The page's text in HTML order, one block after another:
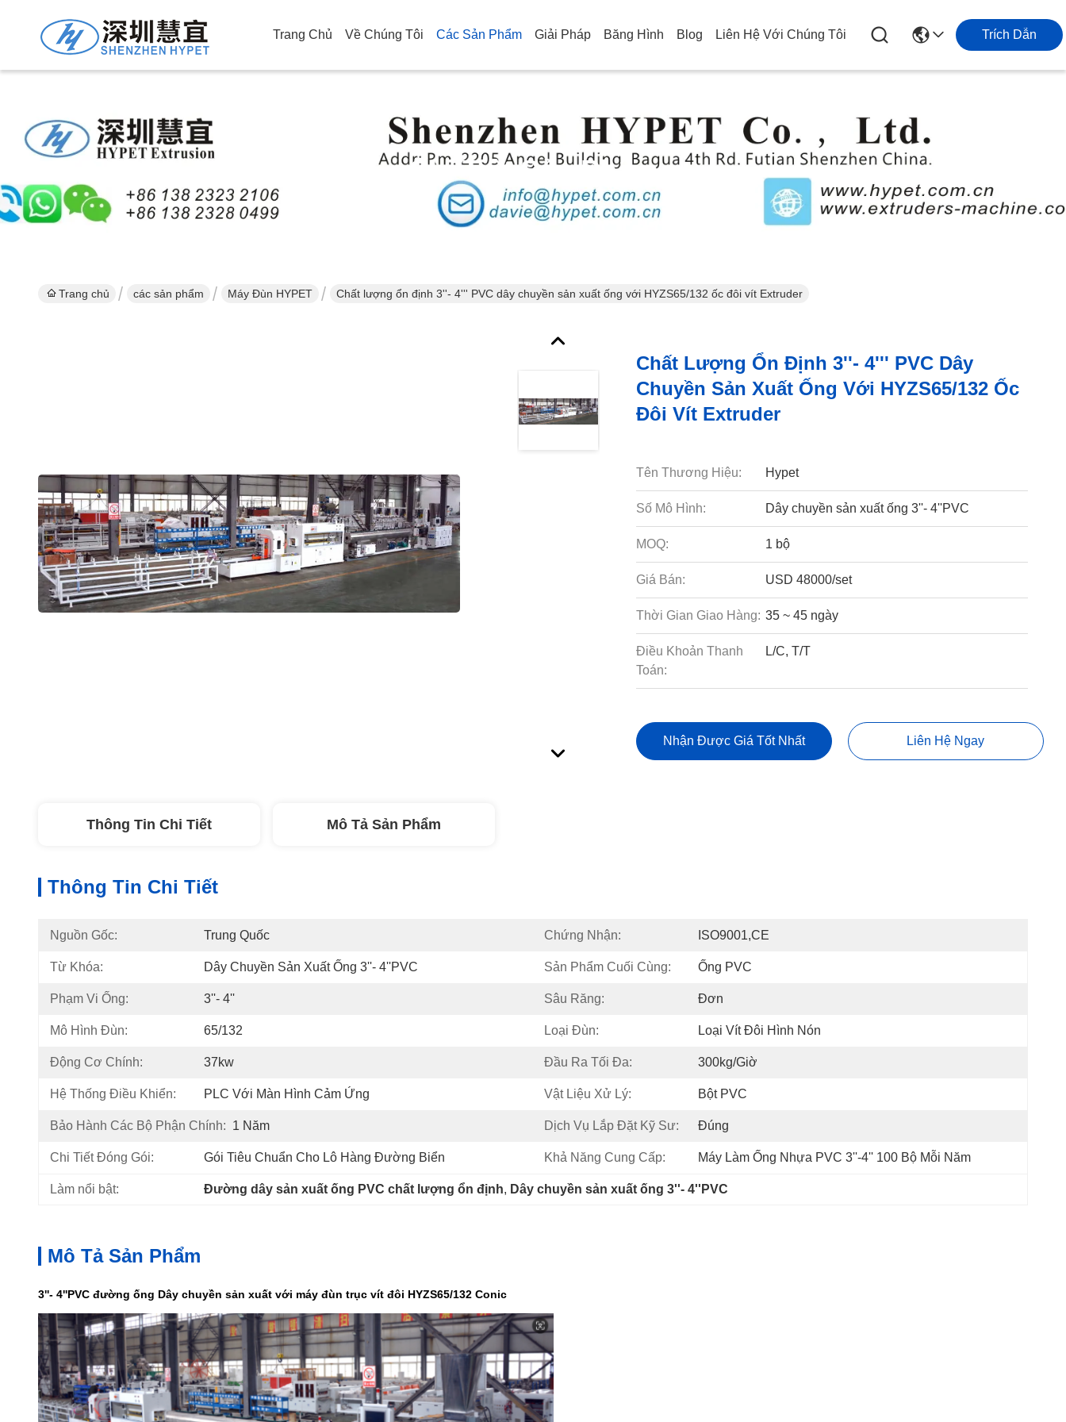
Trang Chủ Về Chúng Tôi Các Sản Phẩm Giải Pháp Băng Hình Blog Liên Hệ Với Chúng Tôi Trích Dẫn
Chi Tiết Sản Phẩm
Trang chủ các sản phẩm Máy Đùn HYPET Chất lượng ổn định 3''- 4''' PVC dây chuyền sản xuất ống với HYZS65/132 ốc đôi vít Extruder
Chất Lượng Ổn Định 3''- 4''' PVC Dây
Chuyền Sản Xuất Ống Với HYZS65/132 Ốc
Đôi Vít Extruder
Tên Thương Hiệu: Hypet
Số Mô Hình: Dây chuyền sản xuất ống 3''- 4''PVC
MOQ: 1 bộ
Giá Bán: USD 48000/set
Thời Gian Giao Hàng: 35 ~ 45 ngày
Điều Khoản Thanh
Toán:
L/C, T/T
Nhận Được Giá Tốt Nhất Liên Hệ Ngay
Thông Tin Chi Tiết Mô Tả Sản Phẩm
Thông Tin Chi Tiết
Nguồn Gốc: Trung Quốc Chứng Nhận: ISO9001,CE
Từ Khóa: Dây Chuyền Sản Xuất Ống 3''- 4''PVC Sản Phẩm Cuối Cùng: Ống PVC
Phạm Vi Ống: 3''- 4'' Sâu Răng: Đơn
Mô Hình Đùn: 65/132 Loại Đùn: Loại Vít Đôi Hình Nón
Động Cơ Chính: 37kw Đầu Ra Tối Đa: 300kg/giờ
Hệ Thống Điều Khiển: PLC Với Màn Hình Cảm Ứng Vật Liệu Xử Lý: Bột PVC
Bảo Hành Các Bộ Phận Chính: 1 Năm Dịch Vụ Lắp Đặt Kỹ Sư: Đúng
Chi Tiết Đóng Gói: Gói Tiêu Chuẩn Cho Lô Hàng Đường Biển Khả Năng Cung Cấp: Máy Làm Ống Nhựa PVC 3''-4'' 100 Bộ Mỗi Năm
Làm nổi bật: Đường dây sản xuất ống PVC chất lượng ổn định, Dây chuyền sản xuất ống 3''- 4''PVC
Mô Tả Sản Phẩm
3''- 4''PVC đường ống Dây chuyền sản xuất với máy đùn trục vít đôi HYZS65/132 Conic